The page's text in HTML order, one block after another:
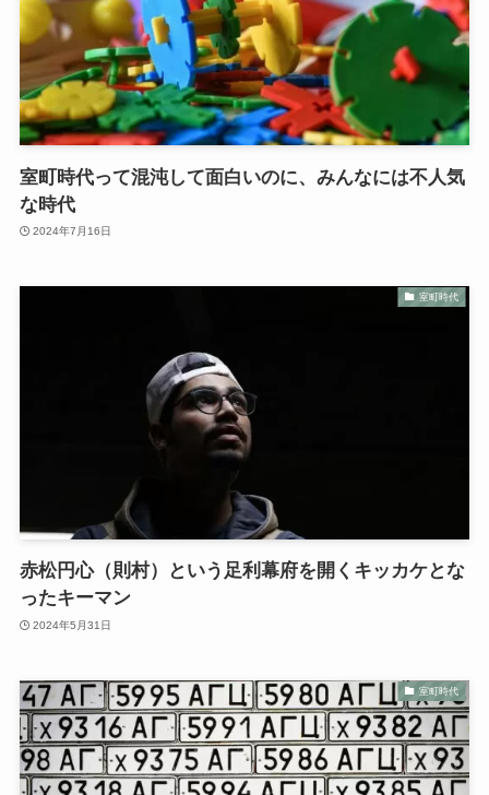
室町時代って混沌して面白いのに、みんなには不人気
な時代
2024年7月16日
室町時代
赤松円心（則村）という足利幕府を開くキッカケとな
ったキーマン
2024年5月31日
室町時代